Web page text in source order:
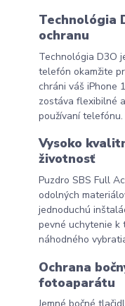
Technológia
ochranu
Technológia D3O
telefón okamžite
chráni váš iPhone
zostáva flexibilné
používaní telefónu.
Vysoko
životnosť
Puzdro SBS Full
odolných
jednoduchú
pevné uchytenie k
náhodného
Ochrana
fotoaparátu